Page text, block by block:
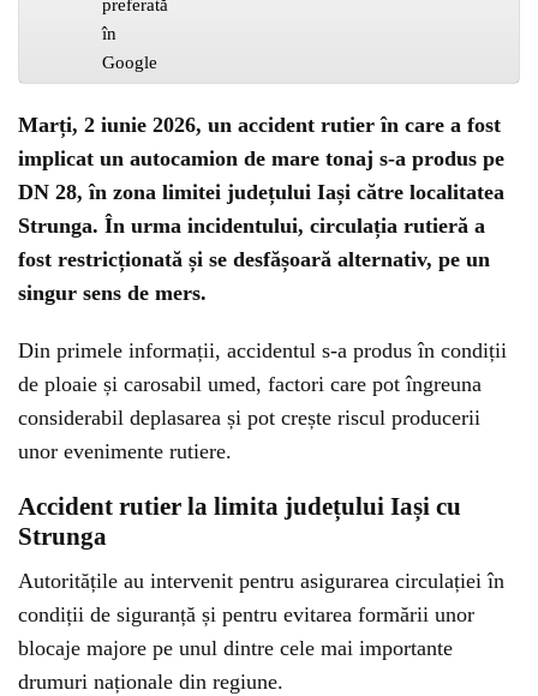
Marți, 2 iunie 2026, un accident rutier în care a fost
implicat un autocamion de mare tonaj s-a produs pe
DN 28, în zona limitei județului Iași către localitatea
Strunga. În urma incidentului, circulația rutieră a
fost restricționată și se desfășoară alternativ, pe un
singur sens de mers.
Din primele informații, accidentul s-a produs în condiții
de ploaie și carosabil umed, factori care pot îngreuna
considerabil deplasarea și pot crește riscul producerii
unor evenimente rutiere.
Accident rutier la limita județului Iași cu
Strunga
Autoritățile au intervenit pentru asigurarea circulației în
condiții de siguranță și pentru evitarea formării unor
blocaje majore pe unul dintre cele mai importante
drumuri naționale din regiune.